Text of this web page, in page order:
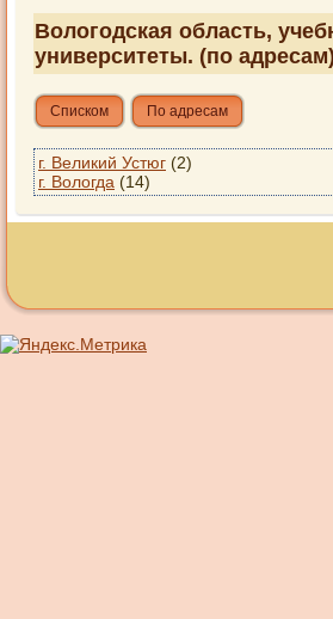
Вологодская область,
университеты. (по адресам)
Списком По адресам
г. Великий Устюг (2)
г. Вологда (14)